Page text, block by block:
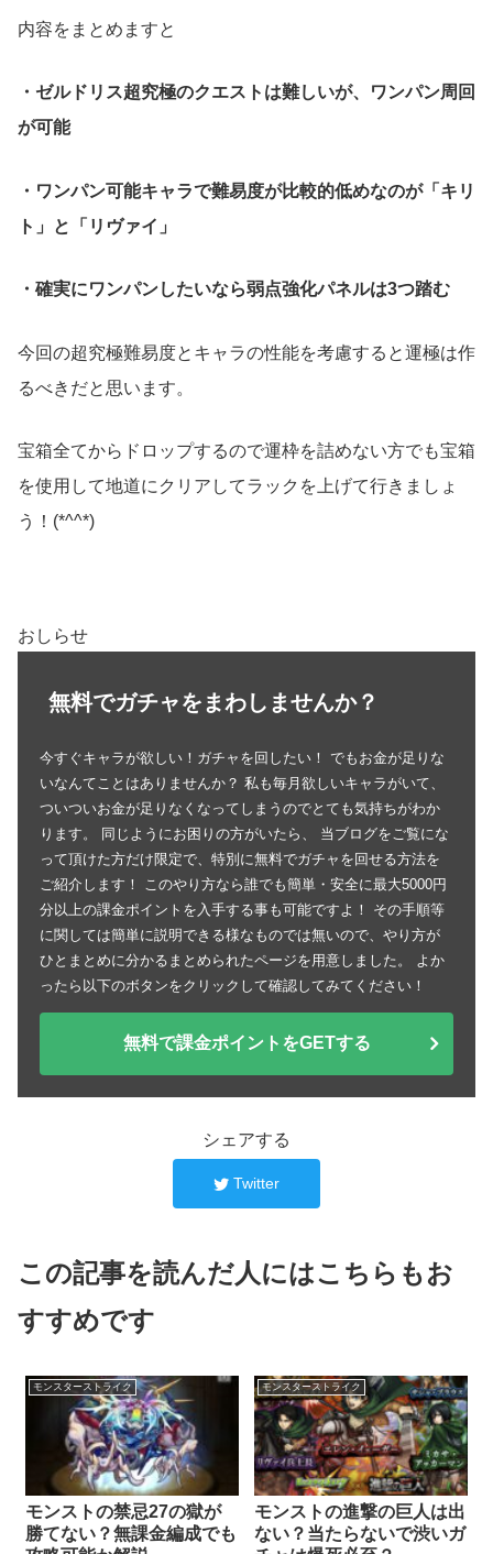
内容をまとめますと
・ゼルドリス超究極のクエストは難しいが、ワンパン周回
が可能
・ワンパン可能キャラで難易度が比較的低めなのが「キリ
ト」と「リヴァイ」
・確実にワンパンしたいなら弱点強化パネルは3つ踏む
今回の超究極難易度とキャラの性能を考慮すると運極は作
るべきだと思います。
宝箱全てからドロップするので運枠を詰めない方でも宝箱
を使用して地道にクリアしてラックを上げて行きましょ
う！(*^^*)
おしらせ
無料でガチャをまわしませんか？
今すぐキャラが欲しい！ガチャを回したい！ でもお金が足りな
いなんてことはありませんか？ 私も毎月欲しいキャラがいて、
ついついお金が足りなくなってしまうのでとても気持ちがわか
ります。 同じようにお困りの方がいたら、 当ブログをご覧にな
って頂けた方だけ限定で、特別に無料でガチャを回せる方法を
ご紹介します！ このやり方なら誰でも簡単・安全に最大5000円
分以上の課金ポイントを入手する事も可能ですよ！ その手順等
に関しては簡単に説明できる様なものでは無いので、やり方が
ひとまとめに分かるまとめられたページを用意しました。 よか
ったら以下のボタンをクリックして確認してみてください！
無料で課金ポイントをGETする
シェアする
Twitter
この記事を読んだ人にはこちらもお
すすめです
モンスターストライク
モンストの禁忌27の獄が
勝てない？無課金編成でも
モンスターストライク
モンストの進撃の巨人は出
ない？当たらないで渋いガ